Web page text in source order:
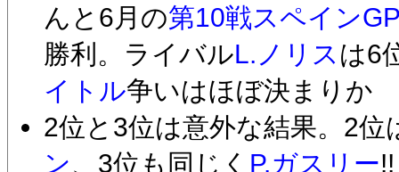
んと6月の第10戦スペイン
勝利。ライバルL.ノリス は6
イトル争いはほぼ決まりか
2位と3位は意外な結果。2位
ン、3位も同じく P.ガスリー